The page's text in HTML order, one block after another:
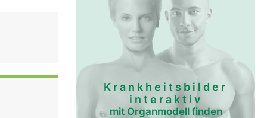
Krankheitsbilder
interaktiv
mit Organmodell finden